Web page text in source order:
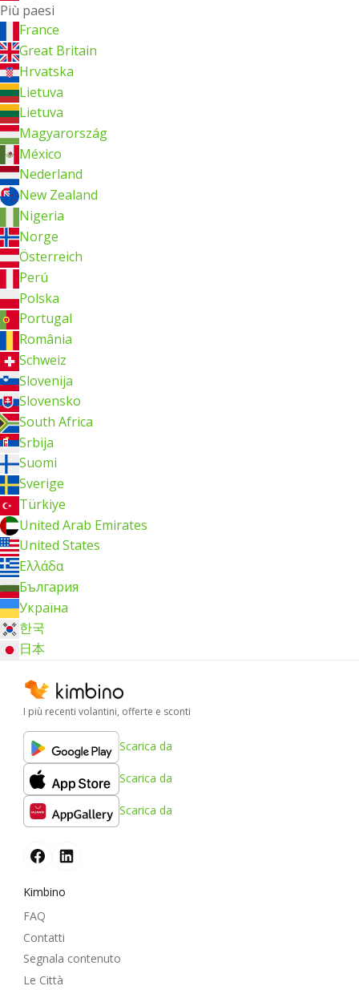
Più paesi
France
Great Britain
Hrvatska
Lietuva
Lietuva
Magyarország
México
Nederland
New Zealand
Nigeria
Norge
Österreich
Perú
Polska
Portugal
România
Schweiz
Slovenija
Slovensko
South Africa
Srbija
Suomi
Sverige
Türkiye
United Arab Emirates
United States
Ελλάδα
България
Україна
한국
日本
I più recenti volantini, offerte e sconti
Scarica da
Scarica da
Scarica da
Kimbino
FAQ
Contatti
Segnala contenuto
Le Città